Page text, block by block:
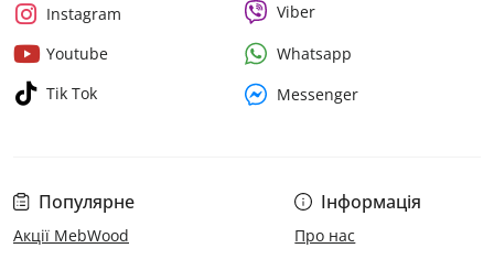
Популярне
Акції MebWood
Інформація
Про нас
Instagram
Youtube
Tik Tok
Viber
Whatsapp
Messenger